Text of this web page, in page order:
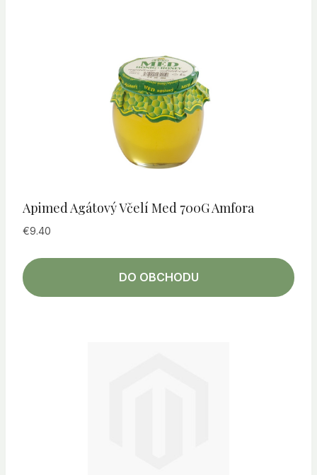
Apimed Agátový Včelí Med 700G Amfora
€9.40
DO OBCHODU